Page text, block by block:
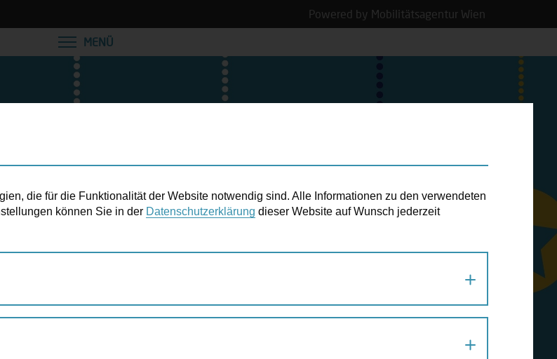
Powered by Mobilitätsagentur Wien
MENÜ
VEREINBAREN SIE EINEN TERMIN
Helfen Sie
die für die Funktionalität der Website notwendig sind. Alle Informationen zu den verwendeten
können Sie in der Datenschutzerklärung dieser Website auf Wunsch jederzeit